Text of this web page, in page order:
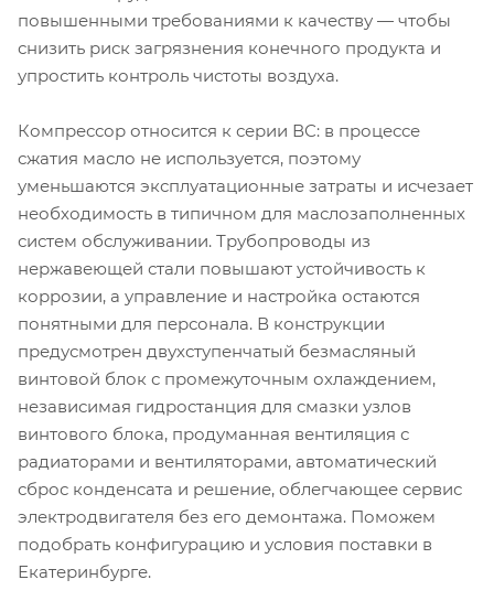
повышенными требованиями к качеству — чтобы
снизить риск загрязнения конечного продукта и
упростить контроль чистоты воздуха.
Компрессор относится к серии ВС: в процессе
сжатия масло не используется, поэтому
уменьшаются эксплуатационные затраты и исчезает
необходимость в типичном для маслозаполненных
систем обслуживании. Трубопроводы из
нержавеющей стали повышают устойчивость к
коррозии, а управление и настройка остаются
понятными для персонала. В конструкции
предусмотрен двухступенчатый безмасляный
винтовой блок с промежуточным охлаждением,
независимая гидростанция для смазки узлов
винтового блока, продуманная вентиляция с
радиаторами и вентиляторами, автоматический
сброс конденсата и решение, облегчающее сервис
электродвигателя без его демонтажа. Поможем
подобрать конфигурацию и условия поставки в
Екатеринбурге.